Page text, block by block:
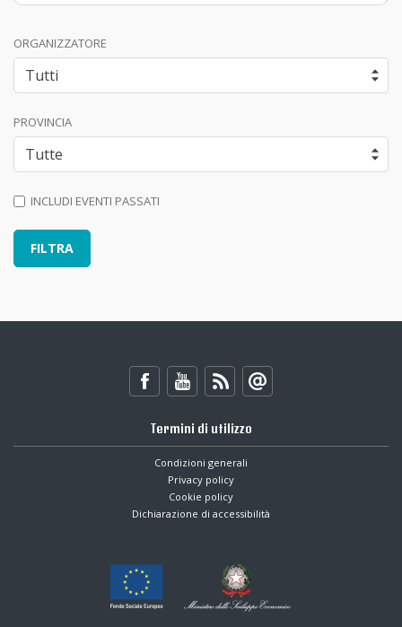
ORGANIZZATORE
PROVINCIA
INCLUDI EVENTI PASSATI
Termini di utilizzo
Condizioni generali
Privacy policy
Cookie policy
Dichiarazione di accessibilità